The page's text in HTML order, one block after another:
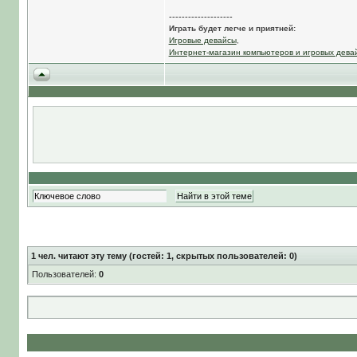
--------------------
Играть будет легче и приятней:
Игровые девайсы,
Интернет-магазин компьютеров и игровых
1 чел. читают эту тему (гостей: 1, скрытых пользователей: 0)
Пользователей: 0